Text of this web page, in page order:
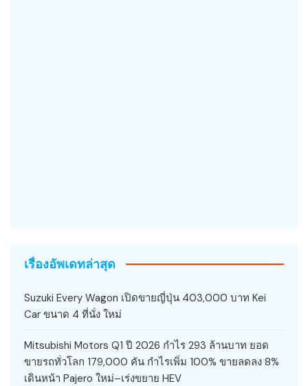
เรื่องอัพเดทล่าสุด
Suzuki Every Wagon เปิดขายญี่ปุ่น 403,000 บาท Kei
Car ขนาด 4 ที่นั่ง ใหม่
Mitsubishi Motors Q1 ปี 2026 กำไร 293 ล้านบาท ยอด
ขายรถทั่วโลก 179,000 คัน กำไรเพิ่ม 100% ขายลดลง 8%
เดินหน้า Pajero ใหม่–เร่งขยาย HEV